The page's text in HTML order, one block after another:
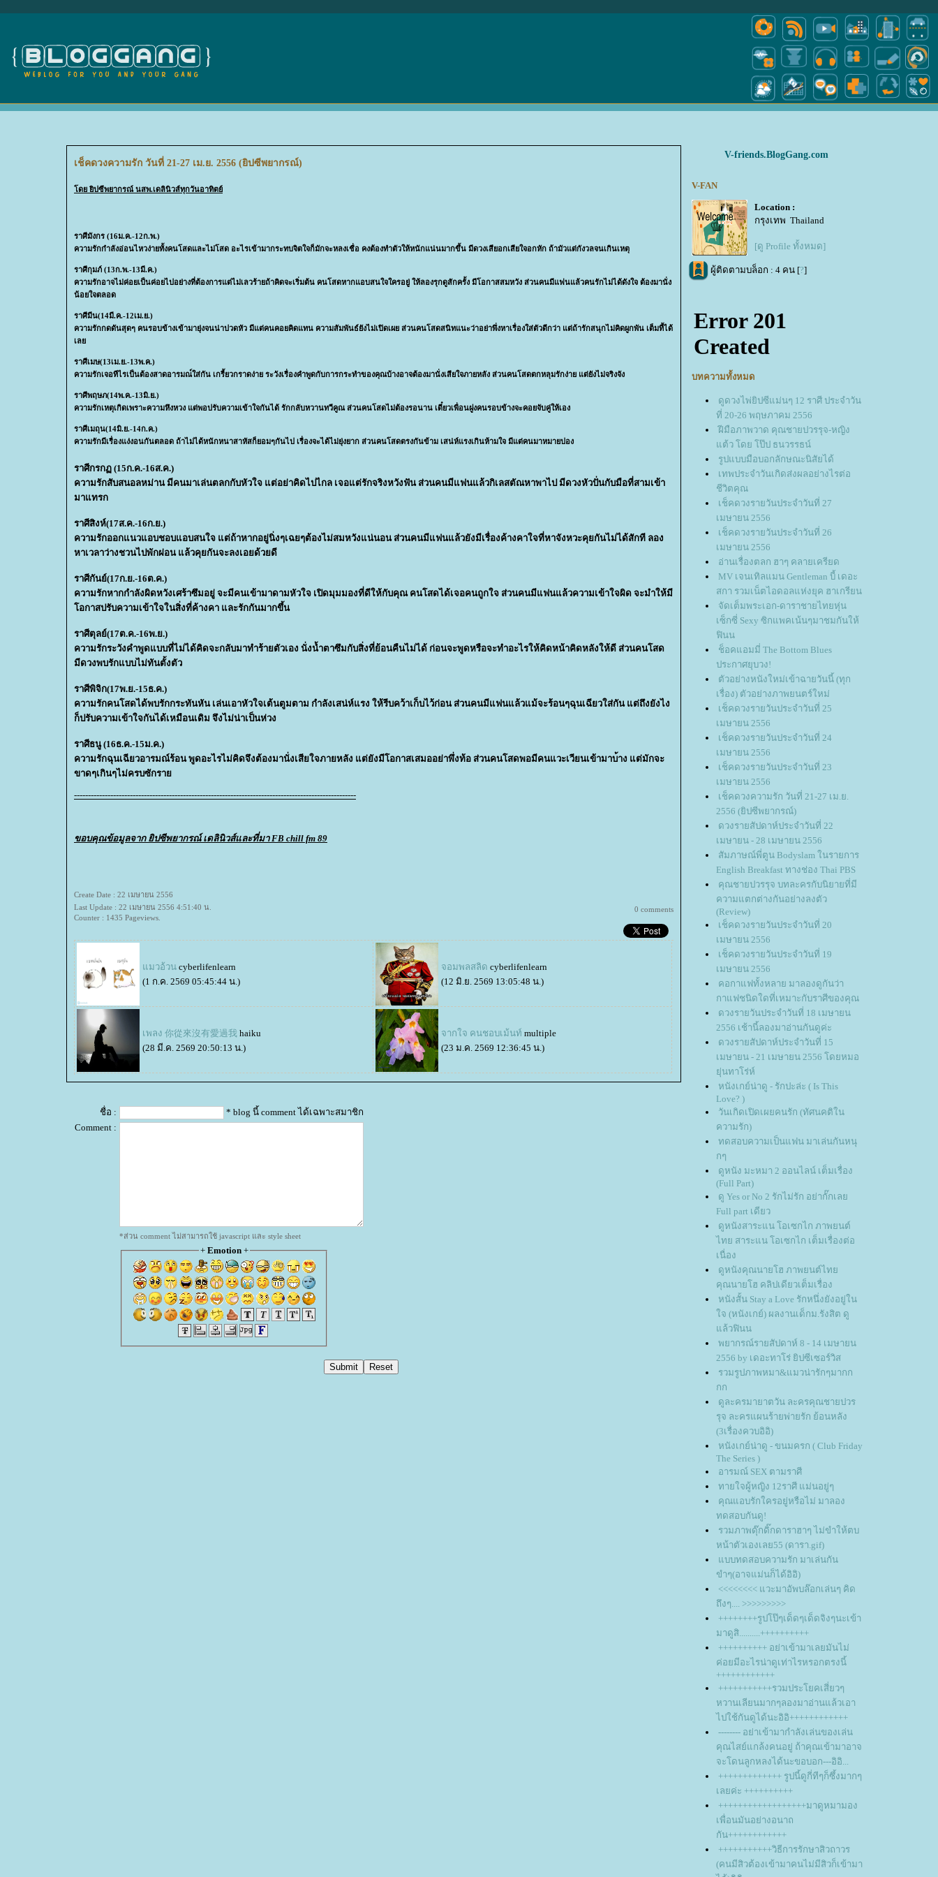
เช็คดวงความรัก วันที่ 21-27 เม.ย. 2556 (ยิปซีพยากรณ์)
ด ิปซีพยากรณ์ นสพ.เดลินิวส์ทุกวันอาทิตย์
ราศีมังกร (16ม.ค.-12ก.พ.)
ความรักกำลังอ่อนไหวง่ายทั้งคนสดและไม่โสด อะไรเข้ามากระทบจิตใจก็มักจะหลงเชื่อ คงต้องทำตัวให้หนักแน่นมากขึ้น มีดวงเสียอกเสียใจอกหัก ถ้ามัวแต่กังวลจนเกินเหตุ
ราศีกุมภ์ (13ก.พ.-13มี.ค.)
ความรักอาจไม่ค่อยเป็นค่อยไปอย่างที่ต้องการแต่ไม่เลวร้ายถ้าคิดจะเริ่มต้น คนโสดหากแอบสนใจใครอยู่ ให้ลองรุกดูสักครั้ง มีโอกาสสมหวัง ส่วนคนมีแฟนแล้วคนรักไม่ได้ดังจ ต้องมานั่ง
น้อยใจตลอด
ราศีมีน(14มี.ค.-12เม.ย.)
ความรักกดดันสุดๆ คนรอบข้างเข้ามายุ่งจนน่าปวดหัว มีแต่คนคอยคิดแทน ความสัมพันธ์ยังไม่เปิดเผย ส่วนคนโสดสนิทแนะว่าอย่าพึ่งหาเรื่องใส่ตัวดีกว่า แต่ถ้ารักสนุกไม่คิดผูกพัน เต็มที้ได้
เล
ราศีเมษ(13เม.ย.-13พ.ค.)
ความรักเจอทีไรเป็นต้องสาดอารมณ์ใส่กัน เกรี้ยวกราดง่าย ระวังเรื่องคำพูดกับการกระทำของคุณบ้างอาจต้องมานั่งเสียใจภายหลัง ส่วนคนโสดตกหลุมรักง่าย แต่ยังไม่จริงจัง
ราศีพฤษภ(14พ.ค.-13มิ.ย.)
ความรักเหตุเกิดเพราะความหึงหวง ต่พอปรับความเข้าใจกันได้ รักกลับหวานทวีคูณ ส่วนคนโสดไม่ต้องรอนาน เดี๋ยวเพื่อนฝูงคนรอบข้างจะคอยจับคู่ให้เอง
ราศีเมถุน(14มิ.ย.-14ก.ค.)
ความรักมีเรื่องแง่งอนกันตลอด ถ้าไม่ได้หนักหนาสาหัสก็ยอมๆกันไป เรื่องจะได้ไม่ยุ่งยาก ส่วนคนโสดตรงกันข้าม เสน่ห์แรงเกินห้ามใจ มีแต่คนมาหมายปอง
ราศีกรกฏ (15ก.ค.-16ส.ค.)
ความรักสับสนอลหม่าน มีคนมาเล่นตลกกับหัวใจ แต่อย่าคิดไปไกล เจอแต่รักจริงหวังฟัน ส่วนคนมีแฟนแล้วกิเลสตัณหาพาไป มีดวงหัวปั่นกับมือที่สามเข้า
มาทรก
ราศีสิงห์(17ส.ค.-16ก.ย.)
ความรักออกแนวแอบชอบแอบสนใจ แต่ถ้าหากอยู่นิ่งๆเฉยๆต้องไม่สมหวังแน่นอน ส่วนคนมีแฟนแล้วยังมีเรื่องค้างคาใจที่หาจังหวะคุยกันไม่ได้สักที ลอง
หาเวลาว่างชวนไปพักผ่อน แล้วคุยกันจะลงเอยด้วยดี
ราศีกันย์(17ก.ย.-16ต.ค.)
ความรักหากกำลังผิดหวังเศร้าซึมอยู่ จะมีคนเข้ามาดามหัวใจ เปิดมุมมองที่ดีให้กับคุณ คนโสดได้เจอคนถูกใจ ส่วนคนมีแฟนแล้วความเข้าใจผิด จะมำให้มี
อกาสปรับความเข้าใจในสิ่งที่ค้างคา และรักกันมากขึ้น
ราศีตุลย์(17ต.ค.-16พ.ย.)
ความรักระวังคำพูดแบบที่ไม่ได้คิดจะกลับมาทำร้ายตัวเอง นั่งน้ำตาซึมกับสิ่งที่ย้อนคืนไม่ได้ ก่อนจะพูดหรือจะทำอะไรให้คิดหน้าคิดหลังให้ดี ส่วนคนโสด
มีดวงพบรักแบบไม่ทันตั้งตัว
ราศีพิจิก(17พ.ย.-15ธ.ค.)
ความรักคนโสดได้พบรักกระทันหัน เล่นเอาหัวใจเต้นตูมตาม กำลังเสน่ห์แรง ให้รีบคว้าเก็บไว้ก่อน ส่วนคนมีแฟนแล้วแม้จะร้อนๆฉุนเฉียวใส่กัน แต่ถึงยังไง
ก็ปรับความเข้าใจกันได้เหมือนเดิม จึงไม่น่าเป็นห่วง
ราศีธนู (16ธ.ค.-15ม.ค.)
ความรักฉุนเฉียวอารมณ์ร้อน พูดอะไรไม่คิดจึงต้องมานั่งเสีจภายหลัง แต่ยังมีโอกาสเสมออย่าพึ่งท้อ ส่วนคนโสดพอมีคนแวะเวียนเข้ามาบ้าง แต่มักจะ
ขาดๆเกินๆไม่ครบซักรา
-----------------------------------------------------------------------------------------------------
ขอบคุณข้อมูลจาก ิปซีพยากรณ์ เดลินิวส์และที่มา FB chill fm 89
Create Date : 22 เมษายน 2556
Last Update : 22 เมษายน 2556 4:51:40 น.
Counter : 1435 Pageviews.
0 comments
มวอ้วน cyberlifenlearn
(1 ก.ค. 2569 05:45:44 น.)
จอมพลสลิด cyberlifenlearn
(12 มิ.ย. 2569 13:05:48 น.)
เพลง 你從來沒有愛過我 haiku
(28 มี.ค. 2569 20:50:13 น.)
จากใจ คนชอบเม้นท์ multiple
(23 ม.ค. 2569 12:36:45 น.)
ชื่อ :
* blog นี้ comment ได้เฉพาะสมาชิก
Comment :
*ส่วน comment ไม่สามารถใช้ javascript และ style sheet
+ Emotion+
V-friends.BlogGang.com
V-FAN
Location :
กรุงเทพ Thailand
[ดู Profile ทั้งหมด]
ผู้ติดตามบล็อก : 4 คน [?]
บทความทั้งหมด
ดูดวงไพ่ยิปซีแม่นๆ 12 ราศี ประจำวัน
ที่ 20-26 พฤษภาคม 2556
ฝีมือภาพวาด คุณชายปวรรุจ-หญิง
ต้ว โดย โป๊ป ธนวรรธน์
รูปแบบมือบอกลักษณะนิสัยได้
เทพประจำวันเกิดส่งผลอย่างไรต่อ
ชีวิตคุณ
เช็คดวงรายวันประจำวันที่ 27
เมษายน 2556
เช็คดวงรายวันประจำวันที่ 26
เมษายน 2556
อ่านเรื่องตลก ฮาๆ คลายเครียด
MV เจนเทิลแมน Gentleman บี้ เดอะ
สกา รวมเน็ตไอดอลแห่งยุค ฮาเกรียน
จัดเต็มพระเอก-ดาราชายไทยหุ่น
เซ็กซี่ Sexy ซิกแพคเน้นๆมาชมกันให้
ฟินน
ช็อคแอมมี่ The Bottom Blues
ประกาศยุบวง!
ตัวอย่างหนังใหม่เข้าฉายวันนี้ (ทุก
เรื่อง) ตัวอย่างภาพยนตร์ใหม่
เช็คดวงรายวันประจำวันที่ 25
เมษายน 2556
เช็คดวงรายวันประจำวันที่ 24
เมษายน 2556
เช็คดวงรายวันประจำวันที่ 23
เมษายน 2556
เช็คดวงความรัก วันที่ 21-27 เม.ย.
2556 (ยิปซีพยากรณ์)
ดวงรายสัปดาห์ประจำวันที่ 22
เมษายน - 28 เมษายน 2556
สัมภาษณ์พี่ตูน Bodyslam ในรายการ
English Breakfast ทางช่อง Thai PBS
คุณชายปวรรุจ บทละครกับนิยายที่มี
ความแตกต่างกันอย่างลงตัว
(Review)
เช็คดวงรายวันประจำวันที่ 20
เมษายน 2556
เช็คดวงรายวันประจำวันที่ 19
เมษายน 2556
คอกาแฟทั้งหลาย มาลองดูกันว่า
กาแฟชนิดใดที่เหมาะกับราศีของคุณ
ดวงรายวันประจำวันที่ 18 เมษายน
2556 เช้านี้ลองมาอ่านกันดูค่ะ
ดวงรายสัปดาห์ประจำวันที่ 15
เมษายน - 21 เมษายน 2556 โดยหมอ
ุ่นทาโร่ห์
หนังเกย์น่าดู - รักปะล่ะ ( Is This
Love? )
วันเกิดเปิดเผยคนรัก (ทัศนคติใน
ความรัก)
ทดสอบความเป็นแฟน มาเล่นกันหนุ
กๆ
ดูหนัง มะหมา 2 ออนไลน์ เต็มเรื่อง
(Full Part)
ดู Yes or No 2 รักไม่รัก อย่ากั๊กเล
Full part เดียว
ดูหนังสาระแน โอเซกไก ภาพยนต์
ไทย สาระแน โอเซกไก เต็มเรื่องต่อ
เนื่อง
ดูหนังคุณนายโฮ ภาพยนต์ไท
คุณนายโฮ คลิปเดียวเต็มเรื่อง
หนังสั้น Stay a Love รักหนึ่งยังอยู่ใน
จ (หนังเกย์) ผลงานเด็กม.รังสิต ดู
ล้วฟินน
พยากรณ์รายสัปดาห์ 8 - 14 เมษายน
2556 by เดอะทาโร่ ยิปซีเซอร์วิส
รวมรูปภาพหมา&แมวน่ารักๆมากก
กก
ดูละครมายาตวัน ละครคุณชายปวร
รุจ ละครแผนร้ายพ่ายรัก ย้อนหลัง
(3เรื่องควบอิอิ)
หนังเกย์น่าดู - ขนมครก ( Club Friday
The Series )
อารมณ์ SEX ตามราศี
ทายใจผู้หญิง 12ราศี แม่นอยู่ๆ
คุณแอบรักใครอยู่หรือไม่ มาลอง
ทดสอบกันดู!
รวมภาพดุ๊กดิ๊กดาราฮาๆ ไม่ขำให้ตบ
หน้าตัวเองเลย55 (ดารา.gif)
บบทดสอบความรัก มาเล่นกัน
ขำๆ(อาจแม่นก็ได้อิอิ)
<<<<<<<< แวะมาอัพบล๊อกเล่นๆ คิด
ถึงๆ.... >>>>>>>>>
++++++++รูปโป๊ๆเด็ดๆเด็ดจิงๆนะเข้า
มาดูสิ..........++++++++++
++++++++++ อย่าเข้ามาเลยมันไม่
ค่อยมีอะไรน่าดูเท่าไรหรอกตรงนี้
++++++++++++
+++++++++++รวมประโยคเสี่ยวๆ
หวานเลียนมากๆลองมาอ่านแล้วเอา
ไปใช้กันดูได้นะอิอิ++++++++++++
-------- อย่าเข้ามากำลังเล่นของเล่น
คุณไสย์แกล้งคนอยู่ ถ้าคุณเข้ามาอาจ
จะโดนลูกหลงได้นะขอบอก---อิอิ...
+++++++++++++ รูปนี้ดูกี่ทีๆก็ซึ้งมากๆ
เลยค่ะ ++++++++++
++++++++++++++++++มาดูหมามอง
เพื่อนมันอย่างอนาถ
กัน++++++++++++
+++++++++++วิธีการรักษาสิวถาวร
(คนมีสิวต้องเข้ามาคนไม่มีสิวก็เข้ามา